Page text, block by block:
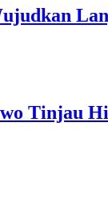
Tinjau